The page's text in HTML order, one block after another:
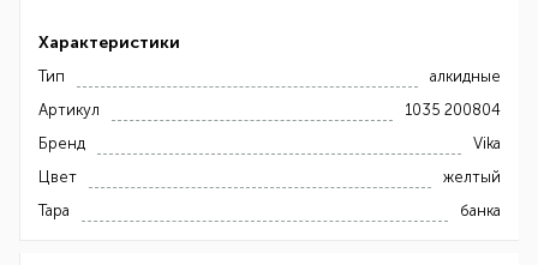
Характеристики
Тип
алкидные
Артикул
1035 200804
Бренд
Vika
Цвет
желтый
Тара
банка